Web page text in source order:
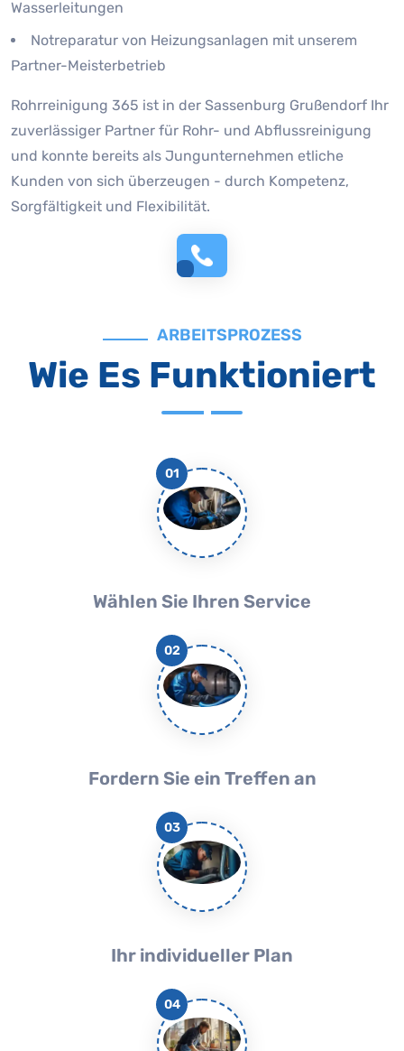
Wasserleitungen
Notreparatur von Heizungsanlagen mit unserem
Partner-Meisterbetrieb
Rohrreinigung 365 ist in der Sassenburg Grußendorf Ihr
zuverlässiger Partner für Rohr- und Abflussreinigung
und konnte bereits als Jungunternehmen etliche
Kunden von sich überzeugen - durch Kompetenz,
Sorgfältigkeit und Flexibilität.
ARBEITSPROZESS
Wie Es Funktioniert
01
Wählen Sie Ihren Service
02
Fordern Sie ein Treffen an
03
Ihr individueller Plan
04